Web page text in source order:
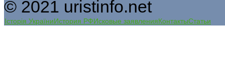
© 2021 uristinfo.net
Історія УкраїниИстория РФИсковые заявленияКонтактыСтатьи